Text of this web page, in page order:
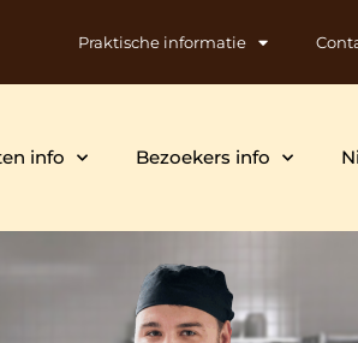
Praktische informatie
info Bezoekers info